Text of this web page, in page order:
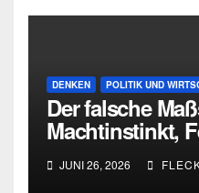
DENKEN POLITIK UND
Der falsche
Machtinstinkt,
und die
Urteilskraft
JUNI 26, 2026